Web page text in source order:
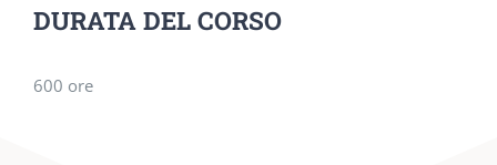
DURATA DEL CORSO
600 ore